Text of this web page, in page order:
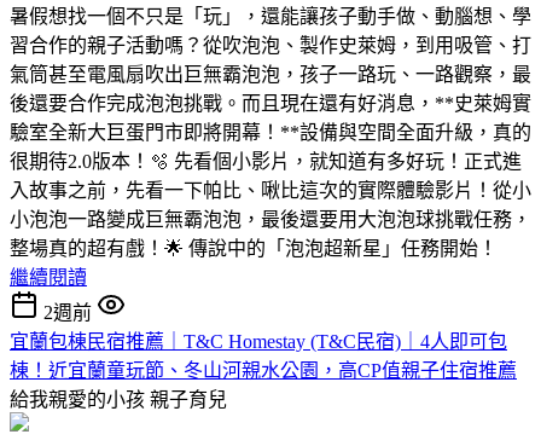
暑假想找一個不只是「玩」，還能讓孩子動手做、動腦想、學
習合作的親子活動嗎？從吹泡泡、製作史萊姆，到用吸管、打
氣筒甚至電風扇吹出巨無霸泡泡，孩子一路玩、一路觀察，最
後還要合作完成泡泡挑戰。而且現在還有好消息，**史萊姆實
驗室全新大巨蛋門市即將開幕！**設備與空間全面升級，真的
很期待2.0版本！🫧 先看個小影片，就知道有多好玩！正式進
入故事之前，先看一下帕比、啾比這次的實際體驗影片！從小
小泡泡一路變成巨無霸泡泡，最後還要用大泡泡球挑戰任務，
整場真的超有戲！🌟 傳說中的「泡泡超新星」任務開始！
繼續閱讀
2週前
宜蘭包棟民宿推薦｜T&C Homestay (T&C民宿)｜4人即可包
棟！近宜蘭童玩節、冬山河親水公園，高CP值親子住宿推薦
給我親愛的小孩 親子育兒